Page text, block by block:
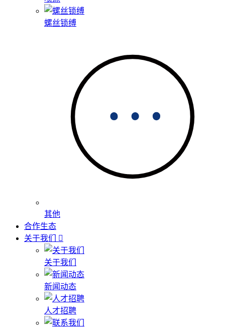
螺丝锁缚
其他
合作生态
关于我们
关于我们
新闻动态
人才招聘